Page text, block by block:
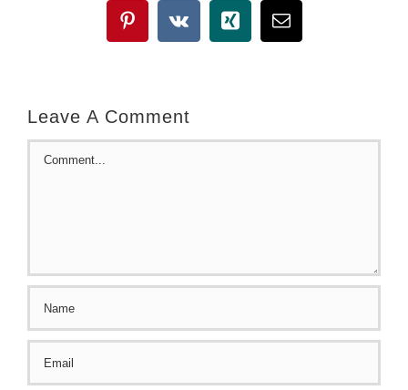
Pinterest
Vk Xing Email
Leave A Comment
Comment